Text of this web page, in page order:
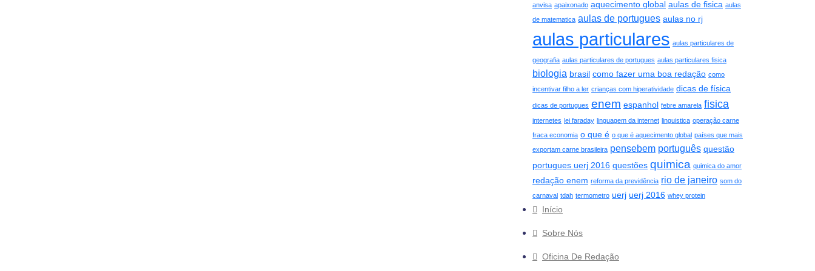
anvisa apaixonado aquecimento global aulas de fisica aulas
de matematica aulas de portugues aulas no rj
aulas particulares aulas particulares de
geografia aulas particulares de portugues aulas particulares fisica
biologia brasil como fazer uma boa redação como
incentivar filho a ler crianças com hiperatividade dicas de física
dicas de portugues enem espanhol febre amarela fisica
internetes lei faraday linguagem da internet linguistica operação carne
fraca economia o que é o que é aquecimento global países que mais
exportam carne brasileira pensebem português questão
portugues uerj 2016 questões quimica quimica do amor
redação enem reforma da previdência rio de janeiro som do
carnaval tdah termometro uerj uerj 2016 whey protein
Início
Sobre Nós
Oficina De Redação